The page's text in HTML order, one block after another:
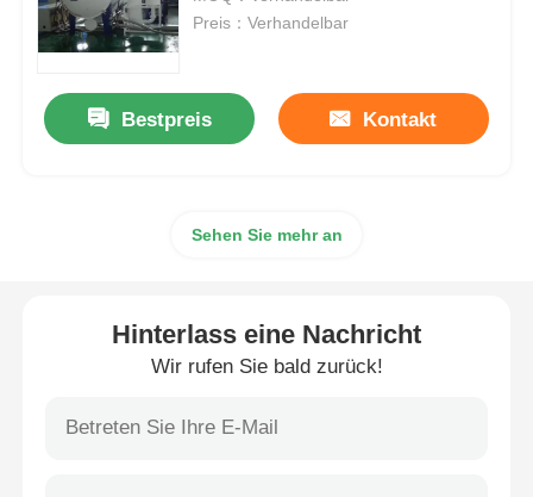
industrielle Schmelzofen
mildernder Glasofen
Plasma-Lichtbogenofen
Preis：Verhandelbar
Bestpreis Kontakt
Sehen Sie mehr an
Hinterlass eine Nachricht
Wir rufen Sie bald zurück!